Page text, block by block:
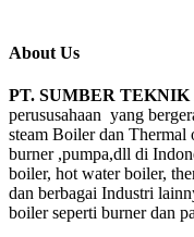
About Us
PT. SUMBER
perususahaan yang
steam Boiler dan
burner ,pumpa,dll di
boiler, hot water boiler,
dan berbagai Industri
boiler seperti burner dan